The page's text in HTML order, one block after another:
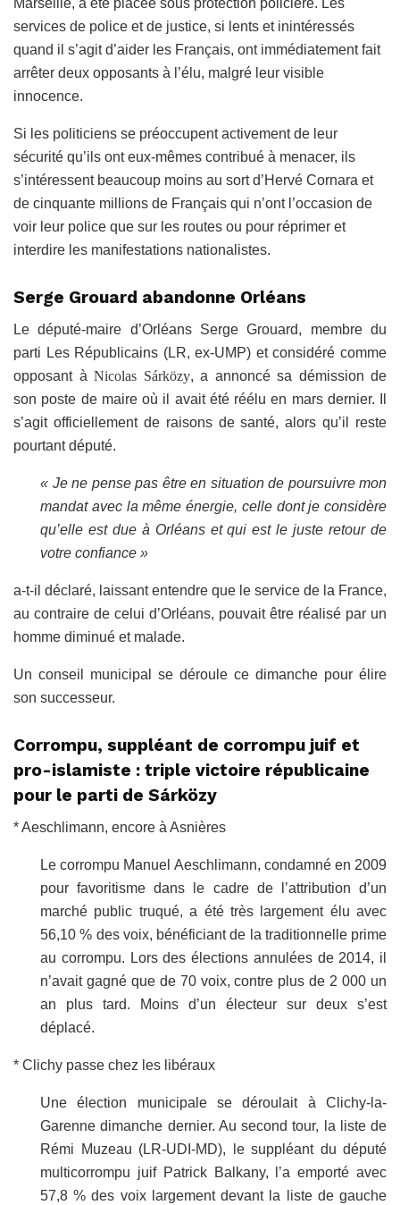
Marseille, a été placée sous protection policière. Les
services de police et de justice, si lents et inintéressés
quand il s’agit d’aider les Français, ont immédiatement fait
arrêter deux opposants à l’élu, malgré leur visible
innocence.
Si les politiciens se préoccupent activement de leur
sécurité qu’ils ont eux-mêmes contribué à menacer, ils
s’intéressent beaucoup moins au sort d’Hervé Cornara et
de cinquante millions de Français qui n’ont l’occasion de
voir leur police que sur les routes ou pour réprimer et
interdire les manifestations nationalistes.
Serge Grouard abandonne Orléans
Le député-maire d’Orléans Serge Grouard, membre du
parti Les Républicains (LR, ex-UMP) et considéré comme
opposant à Nicolas Sárközy, a annoncé sa démission de
son poste de maire où il avait été réélu en mars dernier. Il
s’agit officiellement de raisons de santé, alors qu’il reste
pourtant député.
« Je ne pense pas être en situation de poursuivre mon
mandat avec la même énergie, celle dont je considère
qu’elle est due à Orléans et qui est le juste retour de
votre confiance »
a-t-il déclaré, laissant entendre que le service de la France,
au contraire de celui d’Orléans, pouvait être réalisé par un
homme diminué et malade.
Un conseil municipal se déroule ce dimanche pour élire
son successeur.
Corrompu, suppléant de corrompu juif et
pro-islamiste : triple victoire républicaine
pour le parti de Sárközy
* Aeschlimann, encore à Asnières
Le corrompu Manuel Aeschlimann, condamné en 2009
pour favoritisme dans le cadre de l’attribution d’un
marché public truqué, a été très largement élu avec
56,10 % des voix, bénéficiant de la traditionnelle prime
au corrompu. Lors des élections annulées de 2014, il
n’avait gagné que de 70 voix, contre plus de 2 000 un
an plus tard. Moins d’un électeur sur deux s’est
déplacé.
* Clichy passe chez les libéraux
Une élection municipale se déroulait à Clichy-la-
Garenne dimanche dernier. Au second tour, la liste de
Rémi Muzeau (LR-UDI-MD), le suppléant du député
multicorrompu juif Patrick Balkany, l’a emporté avec
57,8 % des voix largement devant la liste de gauche